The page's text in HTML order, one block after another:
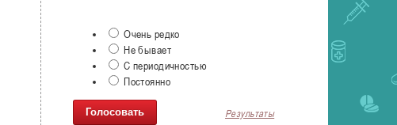
Очень редко
Не бывает
С периодичностью
Постоянно
Результаты